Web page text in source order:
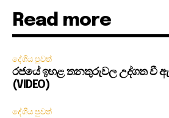
Read more
දේශීය පුවත්
රජයේ ඉහළ තනතුරුවල උද්ගත වී
(VIDEO)
දේශීය පුවත්